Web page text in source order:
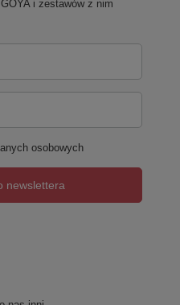
i zestawów z nim
osobowych
newslettera